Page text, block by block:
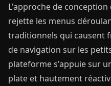
L'approche de
rejette les menus
traditionnels qui causent
de navigation sur les
plateforme s'appuie sur
plate et hautement